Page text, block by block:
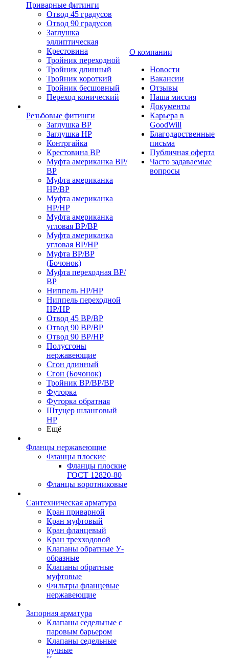
Приварные фитинги
Отвод 45 градусов
Отвод 90 градусов
Заглушка
эллиптическая
Крестовина
Тройник переходной
Тройник длинный
Тройник короткий
Тройник бесшовный
Переход конический
Резьбовые фитинги
Заглушка ВР
Заглушка НР
Контргайка
Крестовина ВР
Муфта американка ВР/
ВР
Муфта американка
НР/ВР
Муфта американка
НР/НР
Муфта американка
угловая ВР/ВР
Муфта американка
угловая ВР/НР
Муфта ВР/ВР
(Бочонок)
Муфта переходная ВР/
ВР
Ниппель НР/НР
Ниппель переходной
НР/НР
Отвод 45 ВР/ВР
Отвод 90 ВР/ВР
Отвод 90 ВР/НР
Полусгоны
нержавеющие
Сгон длинный
Сгон (Бочонок)
Тройник ВР/ВР/ВР
Футорка
Футорка обратная
Штуцер шланговый
НР
Ещё
Фланцы нержавеющие
Фланцы плоские
Фланцы плоские
ГОСТ 12820-80
Фланцы воротниковые
Сантехническая арматура
Кран приварной
Кран муфтовый
Кран фланцевый
Кран трехходовой
Клапаны обратные У-
образные
Клапаны обратные
муфтовые
Фильтры фланцевые
нержавеющие
Запорная арматура
Клапаны седельные с
паровым барьером
Клапаны седельные
ручные
О компании
Новости
Вакансии
Отзывы
Наша миссия
Документы
Карьера в
GoodWill
Благодарственные
письма
Публичная оферта
Часто задаваемые
вопросы